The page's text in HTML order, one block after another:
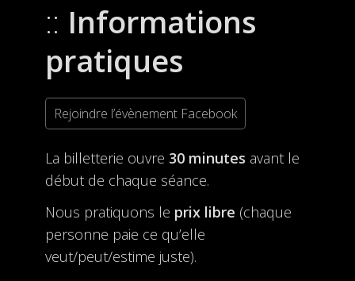
Informations
pratiques
Rejoindre l’évènement Facebook
La billetterie ouvre 30 minutes avant le
début de chaque séance.
Nous pratiquons le prix libre (chaque
personne paie ce qu’elle
veut/peut/estime juste).